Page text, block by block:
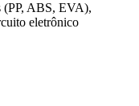
(PP, ABS, EVA),
eletrônico